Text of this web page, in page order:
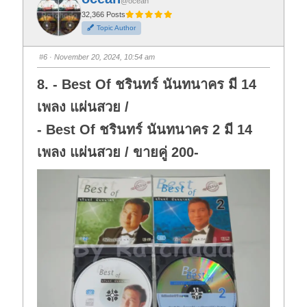
r
t
h
u
m
d
o
t
h
u
m
u
p
32,366 Posts
Topic Author
#6 · November 20, 2024, 10:54 am
8. - Best Of ชรินทร์ นันทนาคร มี 14
เพลง แผ่นสวย /
- Best Of ชรินทร์ นันทนาคร 2 มี 14
เพลง แผ่นสวย / ขายคู่ 200-